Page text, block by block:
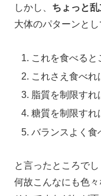
しかし、 ちょっと
大体のパターンとし
これを食べると
これさえ食べれ
脂質を制限すれ
糖質を制限すれ
バランスよく食
と言ったところでし
何故こんなにも色々